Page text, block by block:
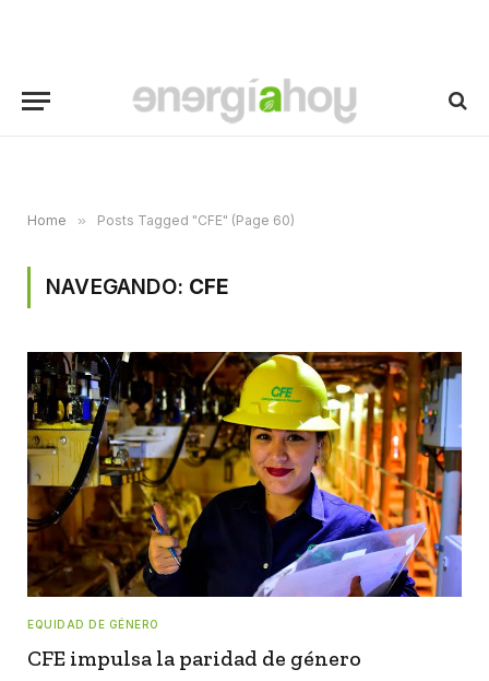
Home » Posts Tagged "CFE" (Page 60)
NAVEGANDO: CFE
EQUIDAD DE GÉNERO
CFE impulsa la paridad de género